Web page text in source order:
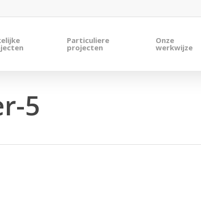
Particuliere
projecten
Onze
werkwijze
5